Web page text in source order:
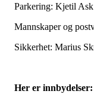
Parkering: Kjetil Ask
Mannskaper og
Sikkerhet: Marius
Her er innbydelser: